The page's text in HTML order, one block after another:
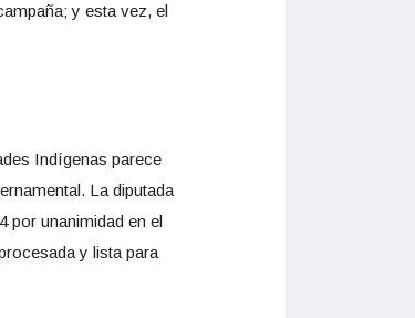
y esta vez, el
Indígenas parece
La diputada
por unanimidad en el
y lista para